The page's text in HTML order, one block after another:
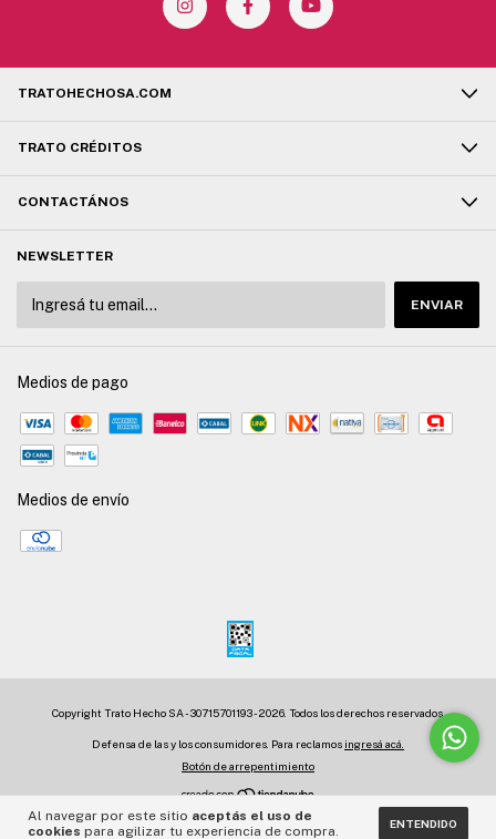
Al navegar por este sitio aceptás el uso de
cookies para agilizar tu experiencia de compra. ENTENDIDO
TRATOHECHOSA.COM
TRATO CRÉDITOS
CONTACTÁNOS
NEWSLETTER
Medios de pago
Medios de envío
Copyright Trato Hecho SA - 30715701193 - 2026. Todos los derechos reservados.
Defensa de las y los consumidores. Para reclamos ingresá acá.
Botón de arrepentimiento